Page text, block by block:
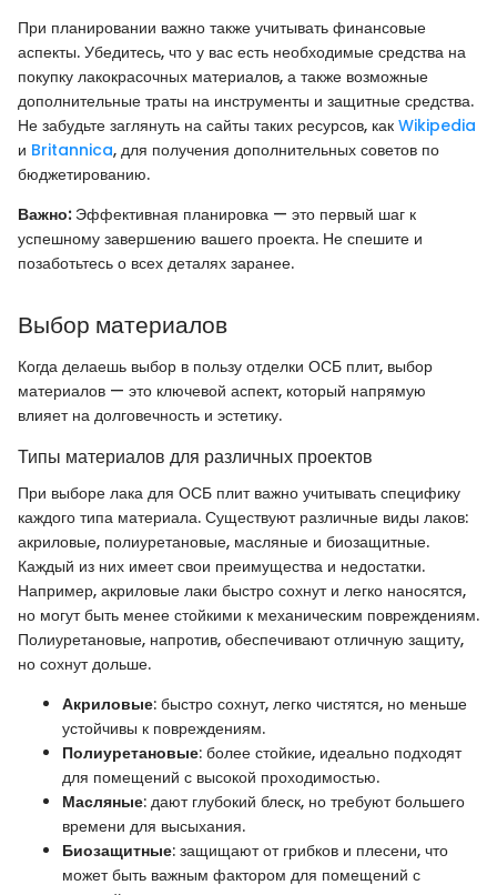
При планировании важно также учитывать финансовые
аспекты. Убедитесь, что у вас есть необходимые средства на
покупку лакокрасочных материалов, а также возможные
дополнительные траты на инструменты и защитные средства.
Не забудьте заглянуть на сайты таких ресурсов, как Wikipedia
и Britannica, для получения дополнительных советов по
бюджетированию.
Важно:Эффективная планировка — это первый шаг к
успешному завершению вашего проекта. Не спешите и
позаботьтесь о всех деталях заранее.
Выбор материалов
Когда делаешь выбор в пользу отделки ОСБ плит, выбор
материалов — это ключевой аспект, который напрямую
влияет на долговечность и эстетику.
Типы материалов для различных проектов
При выборе лака для ОСБ плит важно учитывать специфику
каждого типа материала. Существуют различные виды лаков:
акриловые, полиуретановые, масляные и биозащитные.
Каждый из них имеет свои преимущества и недостатки.
Например, акриловые лаки быстро сохнут и легко наносятся,
но могут быть менее стойкими к механическим повреждениям.
Полиуретановые, напротив, обеспечивают отличную защиту,
но сохнут дольше.
Акриловые: быстро сохнут, легко чистятся, но меньше
устойчивы к повреждениям.
Полиуретановые: более стойкие, идеально подходят
для помещений с высокой проходимостью.
Масляные: дают глубокий блеск, но требуют большего
времени для высыхания.
Биозащитные: защищают от грибков и плесени, что
может быть важным фактором для помещений с